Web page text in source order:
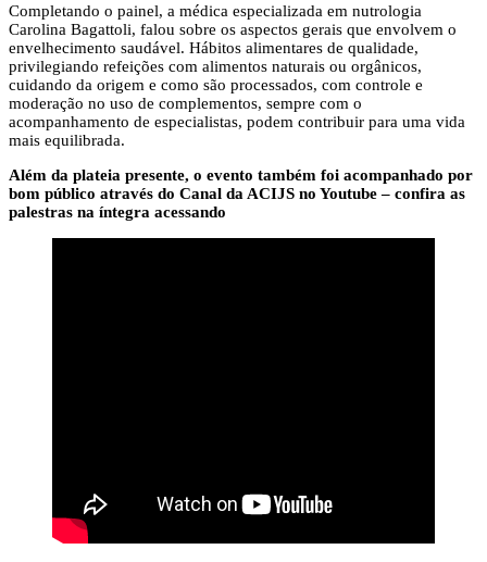
Completando o painel, a médica especializada em nutrologia
Carolina Bagattoli, falou sobre os aspectos gerais que envolvem o
envelhecimento saudável. Hábitos alimentares de qualidade,
privilegiando refeições com alimentos naturais ou orgânicos,
cuidando da origem e como são processados, com controle e
moderação no uso de complementos, sempre com o
acompanhamento de especialistas, podem contribuir para uma vida
mais equilibrada.
Além da plateia presente, o evento também foi acompanhado por
bom público através do Canal da ACIJS no Youtube – confira as
palestras na íntegra acessando